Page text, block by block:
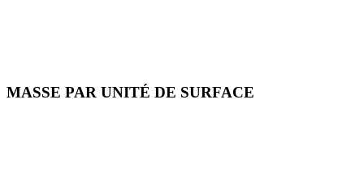
MASSE PAR UNITÉ DE SURFACE